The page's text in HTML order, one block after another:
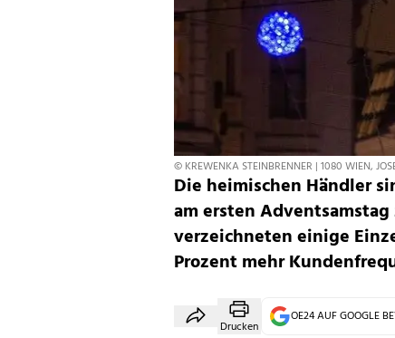
© KREWENKA STEINBRENNER | 1080 WIEN,
Die heimischen Händler
am ersten
verzeichneten einige
Prozent mehr
Drucken
OE24 AUF GOOGLE